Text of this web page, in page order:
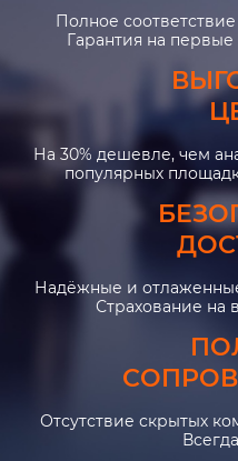
Полное
Гарантия на
На 30% дешевле, чем
популярных
Надёжные и
Страхование на
Отсутствие скрытых